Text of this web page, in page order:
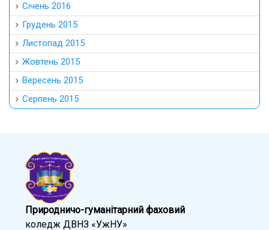
Січень 2016
Грудень 2015
Листопад 2015
Жовтень 2015
Вересень 2015
Серпень 2015
Природничо-гуманітарний фаховий
коледж ДВНЗ «УжНУ»